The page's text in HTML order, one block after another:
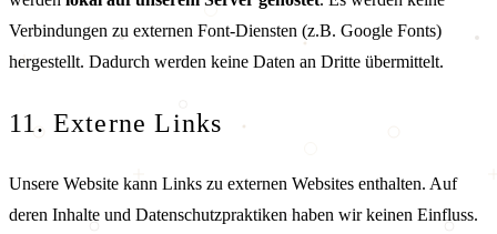
Verbindungen zu externen Font-Diensten (z.B. Google Fonts)
hergestellt. Dadurch werden keine Daten an Dritte übermittelt.
11. Externe Links
Unsere Website kann Links zu externen Websites enthalten. Auf
deren Inhalte und Datenschutzpraktiken haben wir keinen Einfluss.